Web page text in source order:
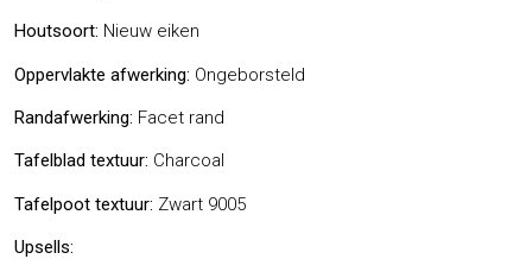
Houtsoort: Nieuw eiken
Oppervlakte afwerking: Ongeborsteld
Randafwerking: Facet rand
Tafelblad textuur: Charcoal
Tafelpoot textuur: Zwart 9005
Upsells: